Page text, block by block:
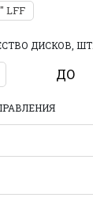
LFF
ДИСКОВ, ШТ.
ДО